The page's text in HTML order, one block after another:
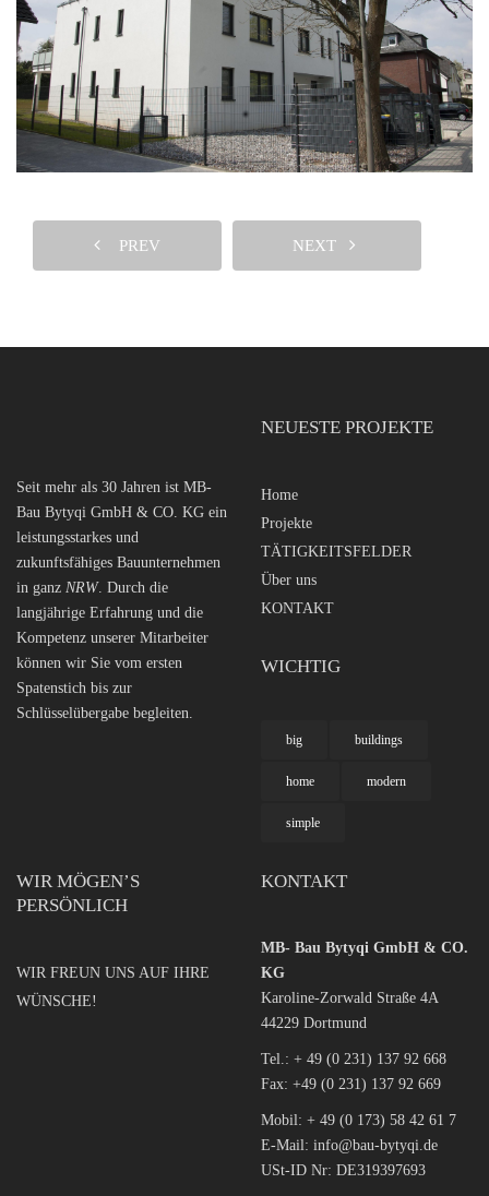
PREV NEXT
Seit mehr als 30 Jahren ist MB-
Bau Bytyqi GmbH & CO. KG ein
leistungsstarkes und
zukunftsfähiges Bauunternehmen
in ganz NRW. Durch die
langjährige Erfahrung und die
Kompetenz unserer Mitarbeiter
können wir Sie vom ersten
Spatenstich bis zur
Schlüsselübergabe begleiten.
NEUESTE PROJEKTE
Home
Projekte
TÄTIGKEITSFELDER
Über uns
KONTAKT
WICHTIG
big buildings
home modern
simple
WIR MÖGEN’S
PERSÖNLICH
WIR FREUN UNS AUF IHRE
WÜNSCHE!
KONTAKT
MB- Bau Bytyqi GmbH & CO.
KG
Karoline-Zorwald Straße 4A
44229 Dortmund
Tel.: + 49 (0 231) 137 92 668
Fax: +49 (0 231) 137 92 669
Mobil: + 49 (0 173) 58 42 61 7
E-Mail: info@bau-bytyqi.de
USt-ID Nr: DE319397693